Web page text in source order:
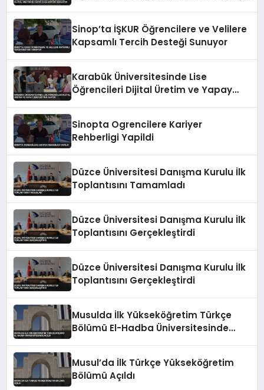
Sinop’ta İŞKUR Öğrencilere ve Velilere
Kapsamlı Tercih Desteği Sunuyor
Karabük Üniversitesinde Lise
Öğrencileri Dijital Üretim ve Yapay
Sinopta Ogrencilere Kariyer
Rehberligi Yapildi
Düzce Üniversitesi Danışma Kurulu İlk
Toplantısını Tamamladı
Düzce Üniversitesi Danışma Kurulu İlk
Toplantısını Gerçekleştirdi
Düzce Üniversitesi Danışma Kurulu İlk
Toplantısını Gerçekleştirdi
Musulda İlk Yükseköğretim Türkçe
Bölümü El-Hadba Üniversitesinde
Musul’da İlk Türkçe Yükseköğretim
Bölümü Açıldı